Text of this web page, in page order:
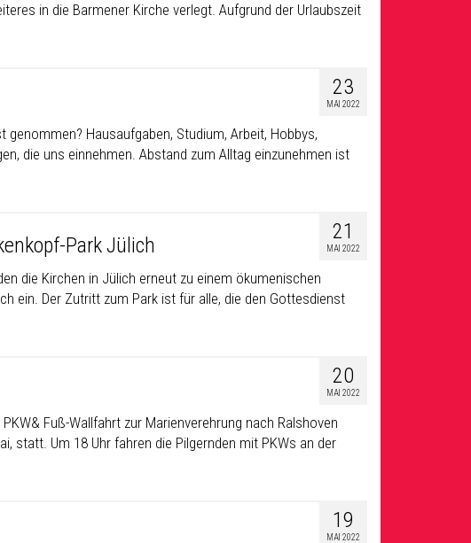
in die Barmener Kirche verlegt. Aufgrund der Urlaubszeit
23
MAI 2022
Hausaufgaben, Studium, Arbeit, Hobbys,
die uns einnehmen. Abstand zum Alltag einzunehmen ist
21
MAI 2022
Park Jülich
die Kirchen in Jülich erneut zu einem ökumenischen
ein. Der Zutritt zum Park ist für alle, die den Gottesdienst
20
MAI 2022
Fuß-Wallfahrt zur Marienverehrung nach Ralshoven
statt. Um 18 Uhr fahren die Pilgernden mit PKWs an der
19
MAI 2022